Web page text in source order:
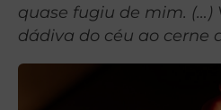
quase fugiu de mim. (…)
dádiva do céu ao cerne